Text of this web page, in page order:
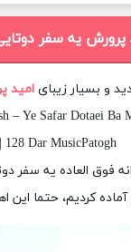
پرورش یه سفر
و بسیار زیبای امید
– Ye Safar Dotaei Ba
128 Dar MusicPatogh
فوق العاده یه سفر
کردیم، حتما این